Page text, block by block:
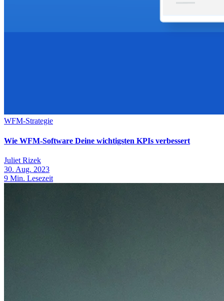
WFM-Strategie
Wie WFM-Software Deine wichtigsten KPIs verbessert
Juliet Rizek
30. Aug. 2023
9 Min. Lesezeit